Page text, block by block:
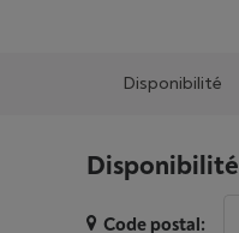
Disponibilité
Disponibilité
Code postal: